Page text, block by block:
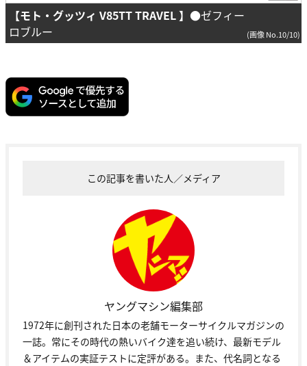
【モト・グッツィ V85TT TRAVEL 】 ●ゼフィー
ロブルー
(画像 No.10/10)
この記事を書いた人／メディア
ヤングマシン編集部
1972年に創刊された日本の老舗モーターサイクルマガジンの
一誌。常にその時代の熱いバイク達を追い続け、最新モデル
＆アイテムの実証テストに定評がある。また、代名詞となる